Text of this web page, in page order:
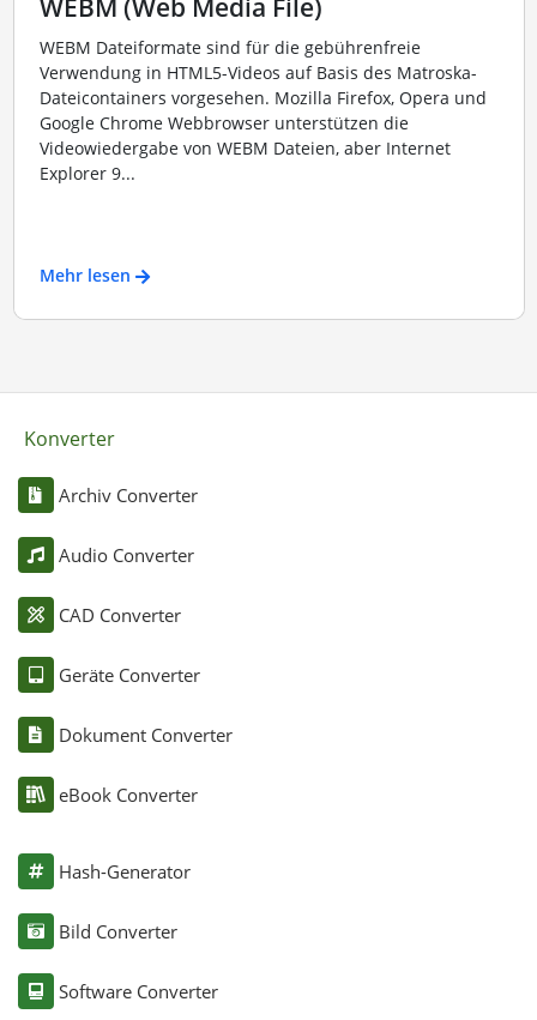
WEBM (Web Media File)
WEBM Dateiformate sind für die gebührenfreie
Verwendung in HTML5-Videos auf Basis des Matroska-
Dateicontainers vorgesehen. Mozilla Firefox, Opera und
Google Chrome Webbrowser unterstützen die
Videowiedergabe von WEBM Dateien, aber Internet
Explorer 9...
Mehr lesen
Konverter
Archiv Converter
Audio Converter
CAD Converter
Geräte Converter
Dokument Converter
eBook Converter
Hash-Generator
Bild Converter
Software Converter